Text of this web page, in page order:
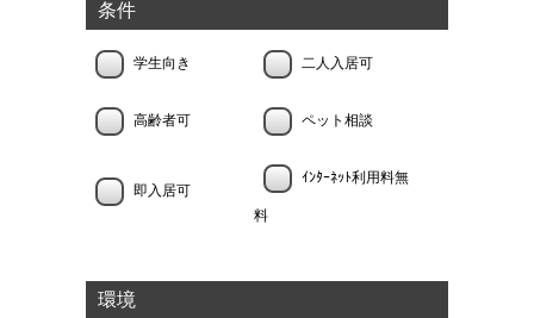
条件
学生向き 二人入居可
高齢者可 ペット相談
即入居可
ｲﾝﾀｰﾈｯﾄ利用料無
料
環境